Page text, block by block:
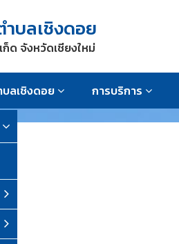
ำบลเชิงดอย
ก็ด จังหวัดเชียงใหม่
ลเชิงดอย การบริการ